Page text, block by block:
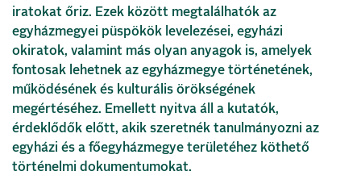
iratokat őriz. Ezek között megtalálhatók az
egyházmegyei püspökök levelezései, egyházi
okiratok, valamint más olyan anyagok is, amelyek
fontosak lehetnek az egyházmegye történetének,
működésének és kulturális örökségének
megértéséhez. Emellett nyitva áll a kutatók,
érdeklődők előtt, akik szeretnék tanulmányozni az
egyházi és a főegyházmegye területéhez köthető
történelmi dokumentumokat.